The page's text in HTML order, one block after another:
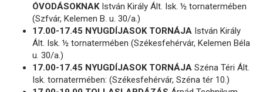
ÓVODÁSOKNAKIstván Király Ált. Isk. ½ tornatermében
(Szfvár, Kelemen B. u. 30/a.)
17.00-17.45 NYUGDÍJASOK TORNÁJA István Király
Ált. Isk. ½ tornatermében (Székesfehérvár, Kelemen Béla
u. 30/a.)
17.00-17.45 NYUGDÍJASOK TORNÁJA Széna Téri Ált.
Isk. tornatermében: (Székesfehérvár, Széna tér 10.)